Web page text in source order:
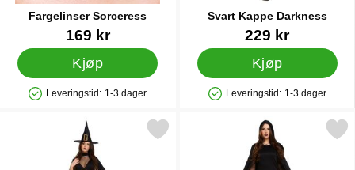
Fargelinser Sorceress
Varenummer 38551
169 kr
Kjøp
Produkttilgjengelighet: På lager
Leveringstid: 1-3 dager
Svart Kappe Darkness
Varenummer 38565
229 kr
Kjøp
Produkttilgjengelighet: På lager
Leveringstid: 1-3 dager
Merk black Witch Heks Kostyme som favorittMerk kappe med Hette